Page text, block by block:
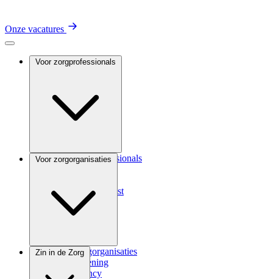
Onze vacatures
Voor zorgprofessionals
Voor zorgprofessionals
Medisch specialist
Voor zorgorganisaties
Voor zorgorganisaties
Zorgverlening
Consultancy
Zin in de Zorg